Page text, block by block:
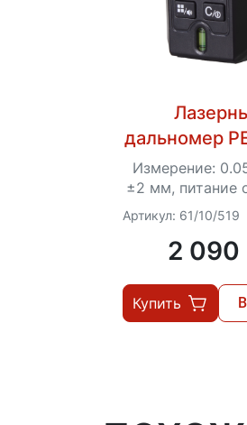
дальномер
ДЛ-30
Измерение:
±2 мм, питание
1.5V
Артикул: 61/10/519
2 090
Купить